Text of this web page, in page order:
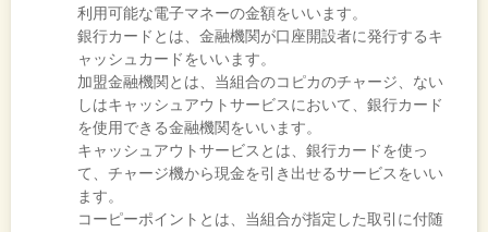
利用可能な電子マネーの金額をいいます。
銀行カードとは、金融機関が口座開設者に発行するキ
ャッシュカードをいいます。
加盟金融機関とは、当組合のコピカのチャージ、ない
しはキャッシュアウトサービスにおいて、銀行カード
を使用できる金融機関をいいます。
キャッシュアウトサービスとは、銀行カードを使っ
て、チャージ機から現金を引き出せるサービスをいい
ます。
コーピーポイントとは、当組合が指定した取引に付随